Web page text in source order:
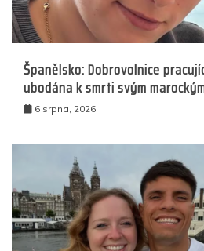
Španělsko: Dobrovolnice
ubodána k smrti svým
6 srpna, 2026